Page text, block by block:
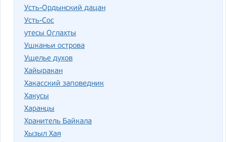
Усть-Ордынский дацан
Усть-Сос
утесы Оглахты
Ушканьи острова
Ущелье духов
Хайыракан
Хакасский заповедник
Хакусы
Харанцы
Хранитель Байкала
Хызыл Хая